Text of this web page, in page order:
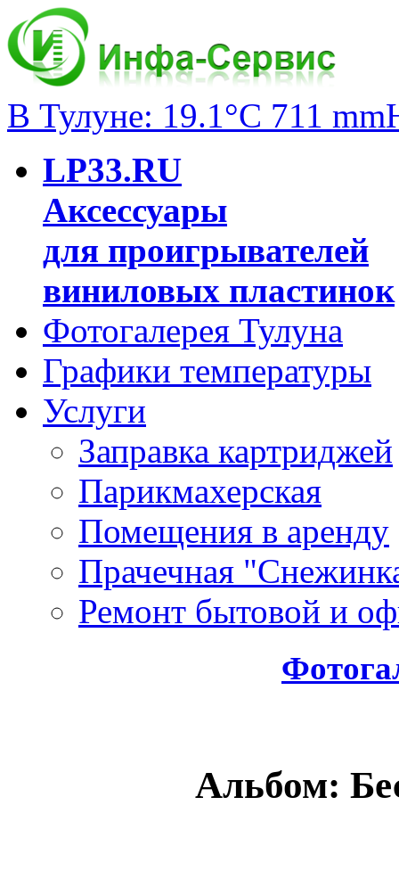
В Тулуне: 19.1°C 711
LP33.RU
Аксессуары
для проигрывателей
виниловых пластинок
Фотогалерея Тулуна
Графики температуры
Услуги
Заправка картриджей
Парикмахерская
Помещения в аренду
Прачечная
Ремонт бытовой и
Альбом: